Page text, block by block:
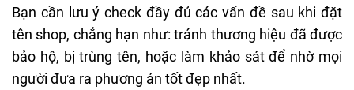
Bạn cần lưu ý check đầy đủ các vấn đề sau khi đặt
tên shop, chẳng hạn như: tránh thương hiệu đã được
bảo hộ, bị trùng tên, hoặc làm khảo sát để nhờ mọi
người đưa ra phương án tốt đẹp nhất.